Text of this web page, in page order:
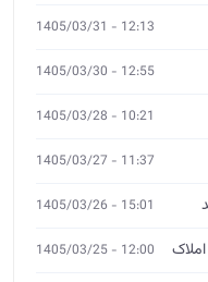
12:13 - 1405/03/31
12:55 - 1405/03/30
10:21 - 1405/03/28
11:37 - 1405/03/27
15:01 - 1405/03/26
12:00 - 1405/03/25